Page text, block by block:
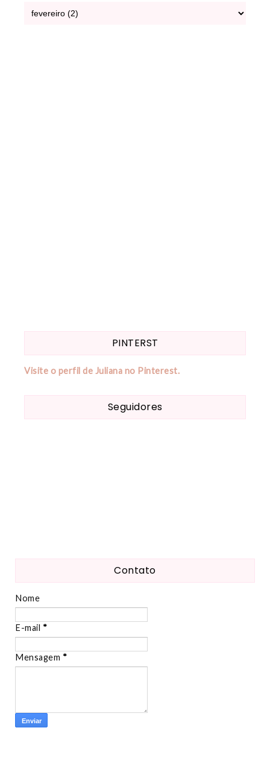
PINTERST
Visite o perfil de Juliana no Pinterest.
Seguidores
Contato
Nome
E-mail *
Mensagem *